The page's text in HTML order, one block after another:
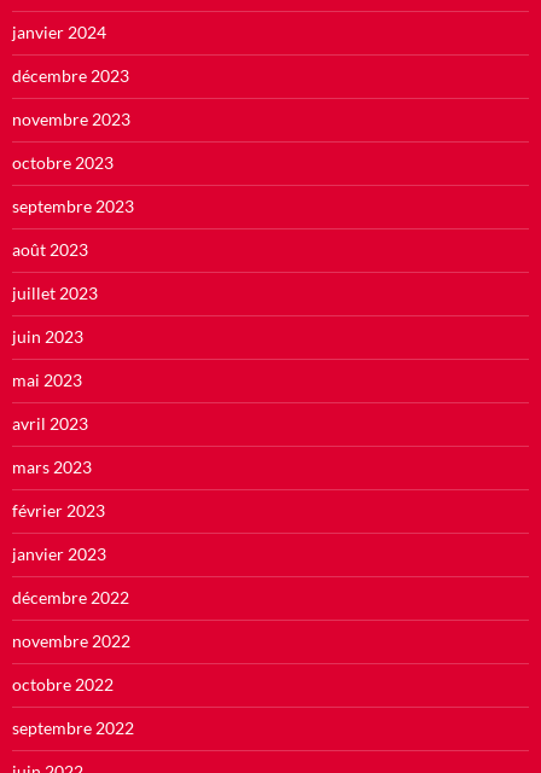
janvier 2024
décembre 2023
novembre 2023
octobre 2023
septembre 2023
août 2023
juillet 2023
juin 2023
mai 2023
avril 2023
mars 2023
février 2023
janvier 2023
décembre 2022
novembre 2022
octobre 2022
septembre 2022